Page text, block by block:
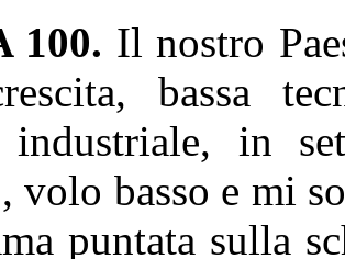
100. Il nostro
bassa
in
volo basso e mi
puntata sulla